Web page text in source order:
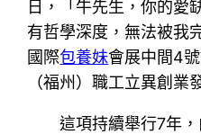
日，「牛先生，你的愛
有哲學深度，無法被我
國際包養妹會展中間4
（福州）職工立異創業
這項持續舉行7年